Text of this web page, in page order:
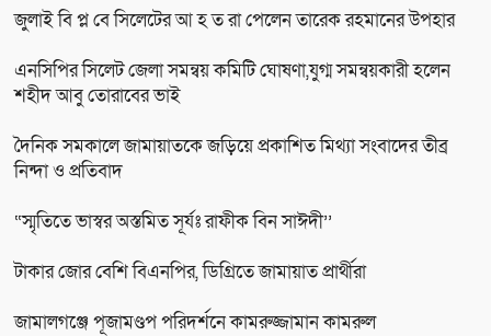
জুলাই বি প্ল বে সিলেটের আ হ ত রা পেলেন তারেক রহমানের উপহার
এনসিপির সিলেট জেলা সমন্বয় কমিটি ঘোষণা,যুগ্ম সমন্বয়কারী হলেন
শহীদ আবু তোরাবের ভাই
দৈনিক সমকালে জামায়াতকে জড়িয়ে প্রকাশিত মিথ্যা সংবাদের তীব্র
নিন্দা ও প্রতিবাদ
“স্মৃতিতে ভাস্বর অস্তমিত সূর্যঃ রাফীক বিন সাঈদী’’
টাকার জোর বেশি বিএনপির, ডিগ্রিতে জামায়াত প্রার্থীরা
জামালগঞ্জে পূজামণ্ডপ পরিদর্শনে কামরুজ্জামান কামরুল